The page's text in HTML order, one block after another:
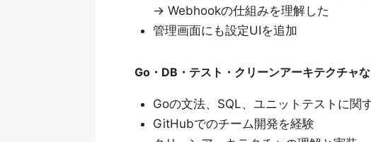
→ Webhookの仕組みを理解した
管理画面にも設定UIを追加
Go・DB・テスト・クリーンアーキテクチャ
Goの文法、SQL、ユニットテストに関
GitHubでのチーム開発を経験